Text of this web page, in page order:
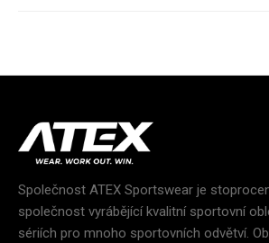
Společnost ATEX Sportswear je
společnost vyrábějící kvalitní sportovní
sériích pro mnoho sportovních odvětví.